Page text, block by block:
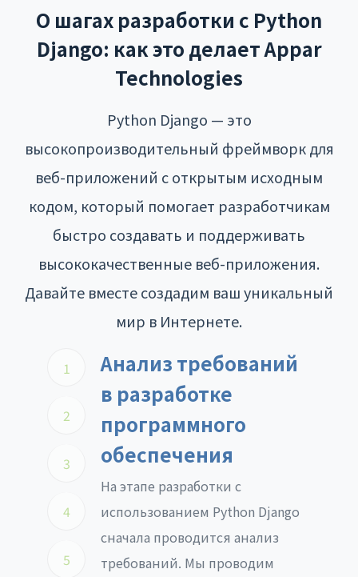
О шагах разработки с Python
Django: как это делает Appar
Technologies
Python Django — это
высокопроизводительный фреймворк для
веб-приложений с открытым исходным
кодом, который помогает разработчикам
быстро создавать и поддерживать
высококачественные веб-приложения.
Давайте вместе создадим ваш уникальный
мир в Интернете.
1
2
3
4
5
Анализ требований
в разработке
программного
обеспечения
На этапе разработки с
использованием Python Django
сначала проводится анализ
требований. Мы проводим